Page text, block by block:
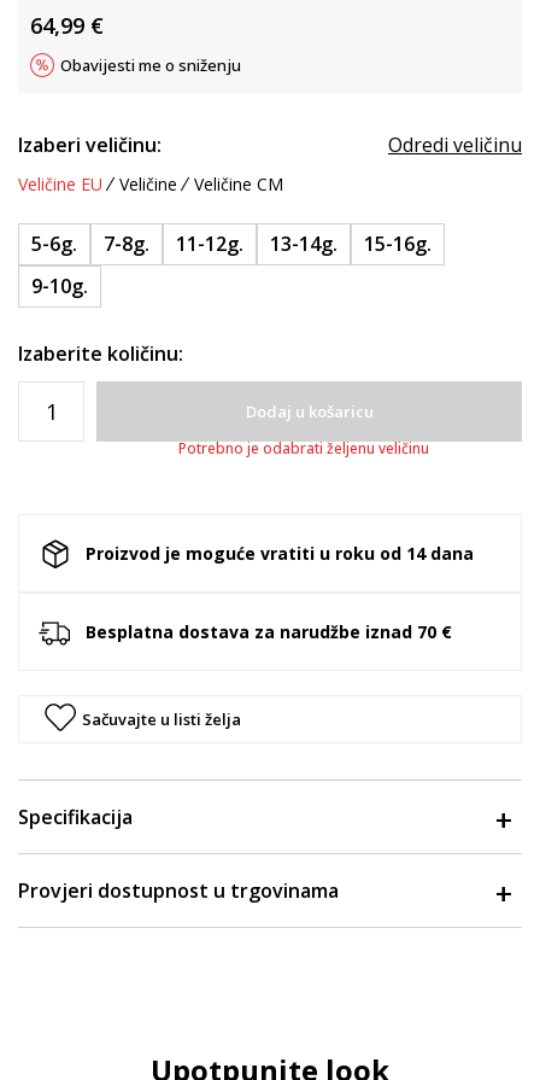
64,99 €
Obavijesti me o sniženju
Izaberi veličinu: Odredi veličinu
Veličine EU Veličine Veličine CM
5-6g. 7-8g. 11-12g. 13-14g.
15-16g.
9-10g.
Izaberite količinu:
Dodaj u košaricu
Potrebno je odabrati željenu veličinu
Proizvod je moguće vratiti u roku od 14 dana
Besplatna dostava za narudžbe iznad 70 €
Sačuvajte u listi želja
Specifikacija
Provjeri dostupnost u trgovinama
Upotpunite look